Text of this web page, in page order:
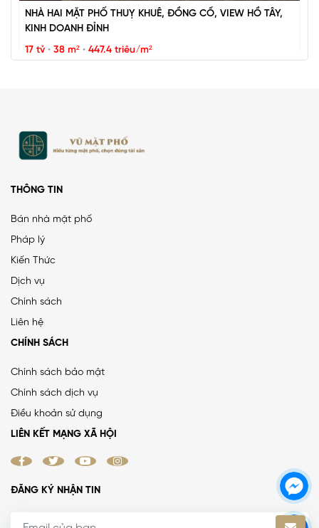
PHÂN LÔ LẠC TRUNG 2 Ô TÔ DỪNG ĐỖ, VỈA HÈ, DÂN XÂY
NHÀ HAI MẶT PHỐ THUỴ KHUÊ, ĐỒNG CỔ, VIEW HỒ TÂY,
KINH DOANH ĐỈNH
17 tỷ • 38 m² • 447.4 triệu/m²
MẶT ĐƯỜNG VÀNH ĐAI 1, LÔ GÓC, MẶT TIỀN 8.8M, ĐƯỜNG
•
La Thành
THÔNG TIN
Bán nhà mặt phố
Pháp lý
Kiến Thức
Dịch vụ
Chính sách
Liên hệ
CHÍNH SÁCH
Chính sách bảo mật
Chính sách dịch vụ
Điều khoản sử dụng
LIÊN KẾT MẠNG XÃ HỘI
ĐĂNG KÝ NHẬN TIN